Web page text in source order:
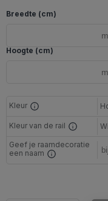
Breedte (cm)
Hoogte (cm)
Kleur
Kleur van de rail
Geef je raamdecoratie
een naam